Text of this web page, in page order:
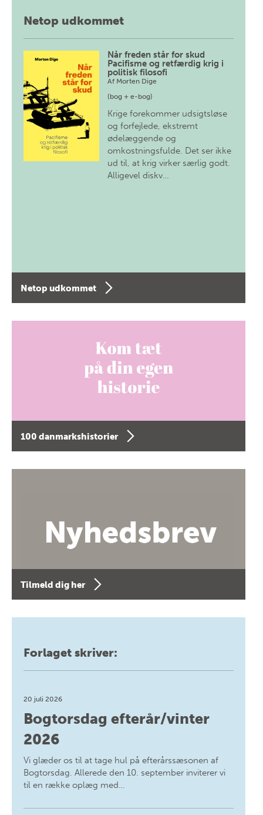
Netop udkommet
Når freden står for skud
Pacifisme og retfærdig krig i
politisk filosofi
Af Morten Dige
(bog + e-bog)
Krige forekommer udsigtsløse
og forfejlede, ekstremt
ødelæggende og
omkostningsfulde. Det ser ikke
ud til, at krig virker særlig godt.
Alligevel diskv…
Netop udkommet
100 danmarkshistorier
Tilmeld dig her
Forlaget skriver:
20 juli 2026
Bogtorsdag efterår/vinter
2026
Vi glæder os til at tage hul på efterårssæsonen af
Bogtorsdag. Allerede den 10. september inviterer vi
til en række oplæg med…